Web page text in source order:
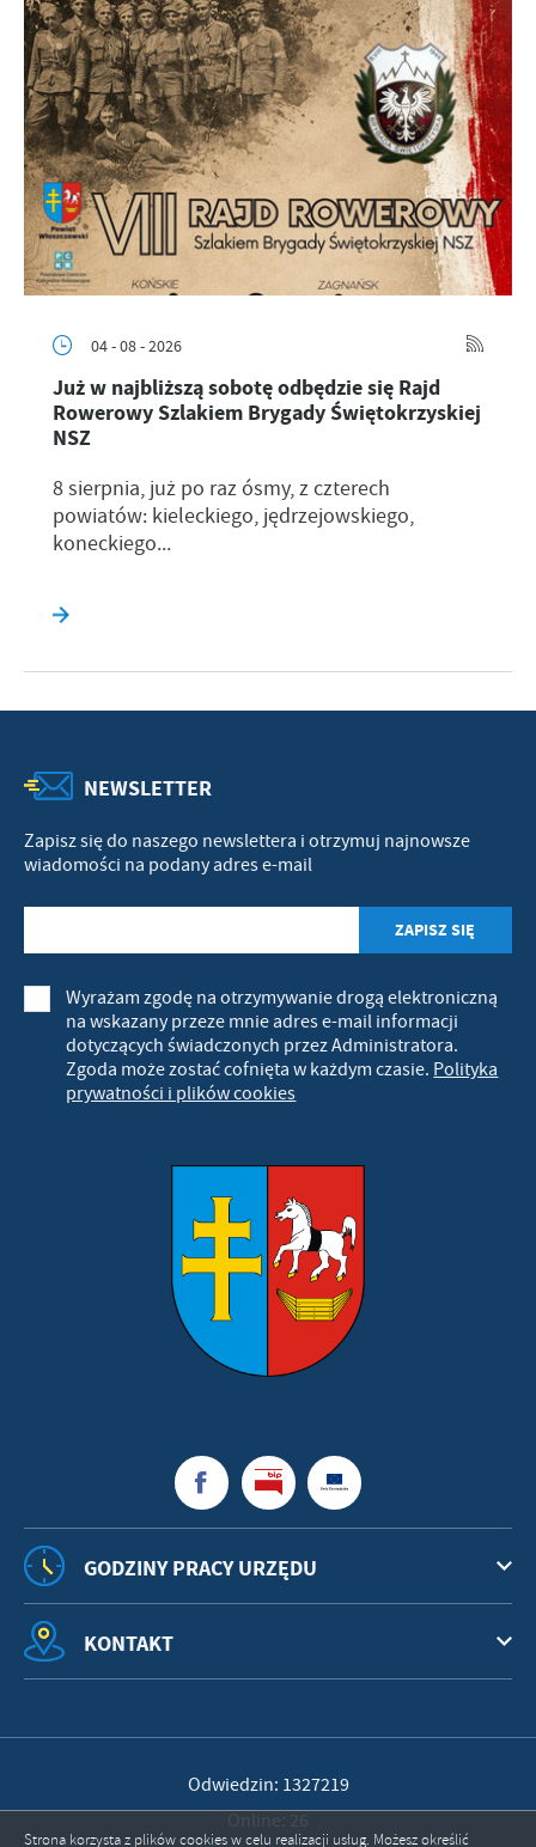
04 - 08 - 2026
Już w najbliższą sobotę odbędzie się Rajd
Rowerowy Szlakiem Brygady Świętokrzyskiej
NSZ
8 sierpnia, już po raz ósmy, z czterech
powiatów: kieleckiego, jędrzejowskiego,
koneckiego...
NEWSLETTER
Zapisz się do naszego newslettera i otrzymuj najnowsze
wiadomości na podany adres e-mail
Wyrażam zgodę na otrzymywanie drogą elektroniczną
na wskazany przeze mnie adres e-mail informacji
dotyczących świadczonych przez Administratora.
Zgoda może zostać cofnięta w każdym czasie. Polityka
prywatności i plików cookies
GODZINY PRACY URZĘDU
KONTAKT
Odwiedzin: 1327219
Strona korzysta z plików cookies w celu realizacji usług. Możesz określić